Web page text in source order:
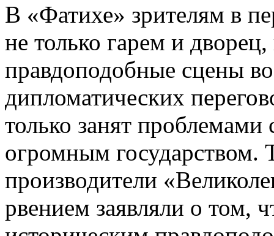
В «Фатихе» зрителям в
не только гарем и
правдоподобные сцены
дипломатических
только занят
огромным государством.
производители
рвением заявляли о том,